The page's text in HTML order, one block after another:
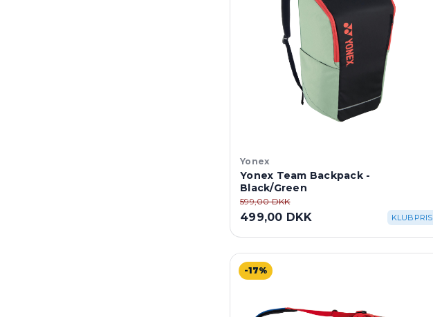
Yonex
Yonex Team Backpack -
Black/Green
599,00 DKK
499,00 DKK KLUBPRIS
-17%